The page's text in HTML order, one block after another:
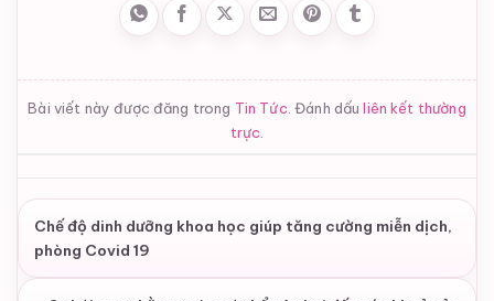
Bài viết này được đăng trong Tin Tức . Đánh dấuliên kết thường
trực
Chế độ dinh dưỡng khoa học giúp tăng cường miễn dịch,
phòng Covid 19